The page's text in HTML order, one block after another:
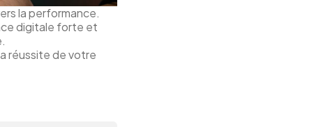
la performance.
digitale forte et
réussite de votre